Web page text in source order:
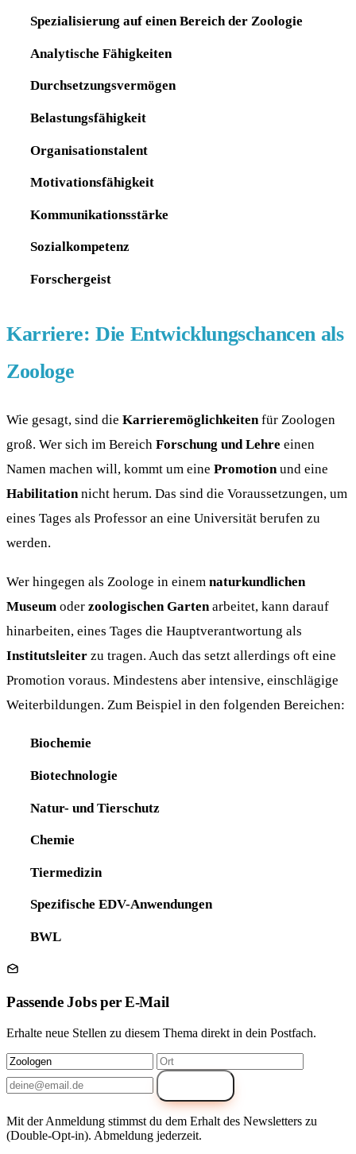
Spezialisierung auf einen Bereich der Zoologie
Analytische Fähigkeiten
Durchsetzungsvermögen
Belastungsfähigkeit
Organisationstalent
Motivationsfähigkeit
Kommunikationsstärke
Sozialkompetenz
Forschergeist
Karriere: Die Entwicklungschancen als
Zoologe
Wie gesagt, sind die Karrieremöglichkeiten für Zoologen
groß. Wer sich im Bereich Forschung und Lehre einen
Namen machen will, kommt um eine Promotion und eine
Habilitation nicht herum. Das sind die Voraussetzungen, um
eines Tages als Professor an eine Universität berufen zu
werden.
Wer hingegen als Zoologe in einem naturkundlichen
Museum oder zoologischen Garten arbeitet, kann darauf
hinarbeiten, eines Tages die Hauptverantwortung als
Institutsleiter zu tragen. Auch das setzt allerdings oft eine
Promotion voraus. Mindestens aber intensive, einschlägige
Weiterbildungen. Zum Beispiel in den folgenden Bereichen:
Biochemie
Biotechnologie
Natur- und Tierschutz
Chemie
Tiermedizin
Spezifische EDV-Anwendungen
BWL
Passende Jobs per E-Mail
Erhalte neue Stellen zu diesem Thema direkt in dein Postfach.
Mit der Anmeldung stimmst du dem Erhalt des Newsletters zu
(Double-Opt-in). Abmeldung jederzeit.